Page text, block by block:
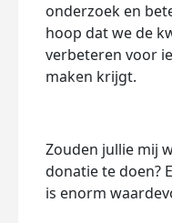
onderzoek en
hoop dat we de
verbeteren voor
maken krijgt.
Zouden jullie mij
donatie te doen?
is enorm